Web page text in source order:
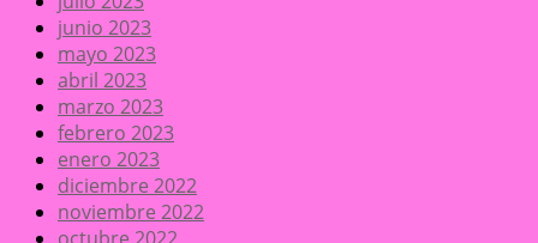
junio 2023
mayo 2023
abril 2023
marzo 2023
febrero 2023
enero 2023
diciembre 2022
noviembre 2022